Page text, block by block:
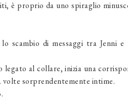
è proprio da uno spiraglio
scambio di messaggi tra Jenni e
al collare, inizia una
sorprendentemente intime.